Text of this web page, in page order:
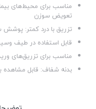
مناسب برای محیط‌های
تعویض سوزن
تزریق با درد کمتر:
قابل استفاده در طیف
مناسب برای تزریق‌های
بدنه شفاف: قابل مشاهده